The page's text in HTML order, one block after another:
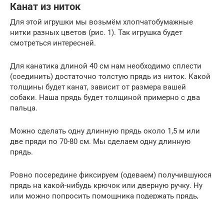
Канат из ниток
Для этой игрушки мы возьмём хлопчатобумажные
нитки разных цветов (рис. 1). Так игрушка будет
смотреться интересней.
Для канатика длиной 40 см нам необходимо сплести
(соединить) достаточно толстую прядь из ниток. Какой
толщины будет канат, зависит от размера вашей
собаки. Наша прядь будет толщиной примерно с два
пальца.
Можно сделать одну длинную прядь около 1,5 м или
две пряди по 70-80 см. Мы сделаем одну длинную
прядь.
Ровно посередине фиксируем (одеваем) получившуюся
прядь на какой-нибудь крючок или дверную ручку. Ну
или можно попросить помощника подержать прядь,